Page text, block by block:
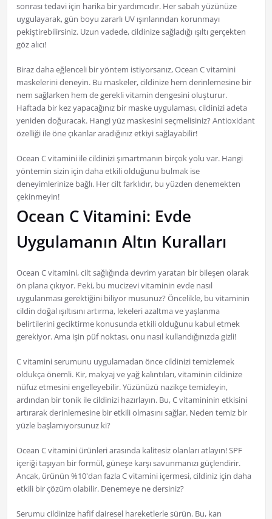
sonrası tedavi için harika bir yardımcıdır. Her sabah yüzünüze
uygulayarak, gün boyu zararlı UV ışınlarından korunmayı
pekiştirebilirsiniz. Uzun vadede, cildinize sağladığı ışıltı gerçekten
göz alıcı!
Biraz daha eğlenceli bir yöntem istiyorsanız, Ocean C vitamini
maskelerini deneyin. Bu maskeler, cildinize hem derinlemesine bir
nem sağlarken hem de gerekli vitamin dengesini oluşturur.
Haftada bir kez yapacağınız bir maske uygulaması, cildinizi adeta
yeniden doğuracak. Hangi yüz maskesini seçmelisiniz? Antioxidant
özelliği ile öne çıkanlar aradığınız etkiyi sağlayabilir!
Ocean C vitamini ile cildinizi şımartmanın birçok yolu var. Hangi
yöntemin sizin için daha etkili olduğunu bulmak ise
deneyimlerinize bağlı. Her cilt farklıdır, bu yüzden denemekten
çekinmeyin!
Ocean C Vitamini: Evde
Uygulamanın Altın Kuralları
Ocean C vitamini, cilt sağlığında devrim yaratan bir bileşen olarak
ön plana çıkıyor. Peki, bu mucizevi vitaminin evde nasıl
uygulanması gerektiğini biliyor musunuz? Öncelikle, bu vitaminin
cildin doğal ışıltısını artırma, lekeleri azaltma ve yaşlanma
belirtilerini geciktirme konusunda etkili olduğunu kabul etmek
gerekiyor. Ama işin püf noktası, onu nasıl kullandığınızda gizli!
C vitamini serumunu uygulamadan önce cildinizi temizlemek
oldukça önemli. Kir, makyaj ve yağ kalıntıları, vitaminin cildinize
nüfuz etmesini engelleyebilir. Yüzünüzü nazikçe temizleyin,
ardından bir tonik ile cildinizi hazırlayın. Bu, C vitamininin etkisini
artırarak derinlemesine bir etkili olmasını sağlar. Neden temiz bir
yüzle başlamıyorsunuz ki?
Ocean C vitamini ürünleri arasında kalitesiz olanları atlayın! SPF
içeriği taşıyan bir formül, güneşe karşı savunmanızı güçlendirir.
Ancak, ürünün %10'dan fazla C vitamini içermesi, cildiniz için daha
etkili bir çözüm olabilir. Denemeye ne dersiniz?
Serumu cildinize hafif dairesel hareketlerle sürün. Bu, kan